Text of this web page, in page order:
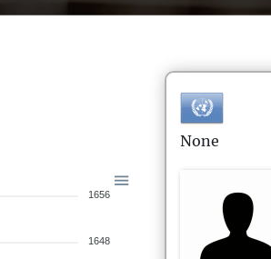
1656
1648
None